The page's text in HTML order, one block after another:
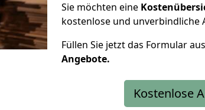
Sie möchten eine
kostenlose und unverbindliche
Füllen Sie jetzt das Formular
Angebote.
Kostenlose